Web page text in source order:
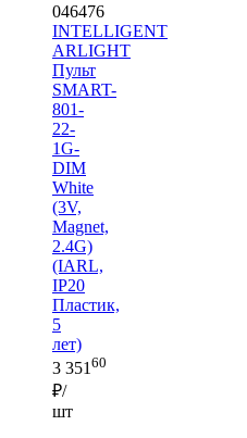
046476
INTELLIGENT
ARLIGHT
Пульт
SMART-
801-
22-
1G-
DIM
White
(3V,
Magnet,
2.4G)
(IARL,
IP20
Пластик,
5
лет)
3 351 60
₽/
шт